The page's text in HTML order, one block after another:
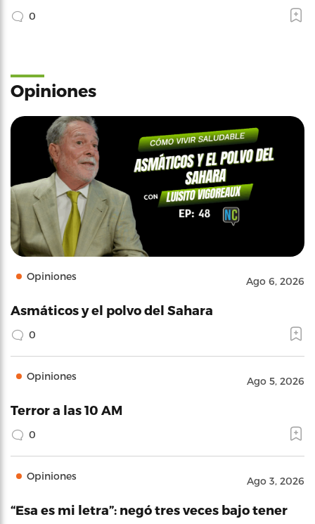
0
Opiniones
Opiniones Ago 6, 2026
Asmáticos y el polvo del Sahara
0
Opiniones Ago 5, 2026
Terror a las 10 AM
0
Opiniones Ago 3, 2026
“Esa es mi letra”: negó tres veces bajo tener